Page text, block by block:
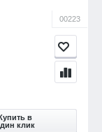
00223
в
клик